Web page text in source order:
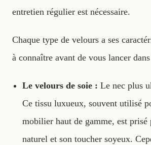
entretien régulier est nécessaire.
Chaque type de velours a ses
à connaître avant de vous lancer
Le velours de soie : Le nec plus
Ce tissu luxueux, souvent utilisé
mobilier haut de gamme, est prisé
naturel et son toucher soyeux.